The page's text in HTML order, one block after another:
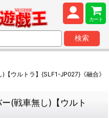
カート
検索
【ウルトラ】{SLF1-JP027}《融合》
(戦車無し)【ウルト